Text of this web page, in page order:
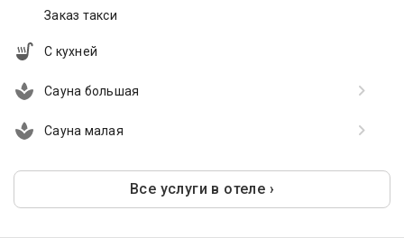
Заказ такси
С кухней
Сауна большая
Сауна малая
Все услуги в отеле ›